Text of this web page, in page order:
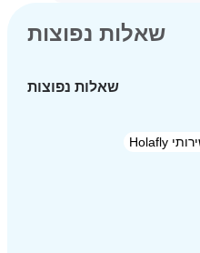
שאלות נפוצות
שאלות נפוצות